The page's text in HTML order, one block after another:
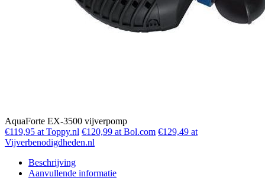
AquaForte EX-3500 vijverpomp
€119,95 at Toppy.nl €120,99 at Bol.com €129,49 at
Vijverbenodigdheden.nl
Beschrijving
Aanvullende informatie